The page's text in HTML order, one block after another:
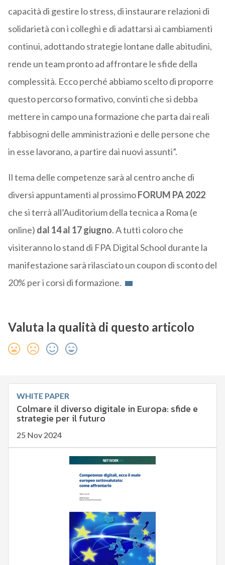
capacità di gestire lo stress, di instaurare relazioni di
solidarietà con i colleghi e di adattarsi ai cambiamenti
continui, adottando strategie lontane dalle abitudini,
rende un team pronto ad affrontare le sfide della
complessità. Ecco perché abbiamo scelto di proporre
questo percorso formativo, convinti che si debba
mettere in campo una formazione che parta dai reali
fabbisogni delle amministrazioni e delle persone che
in esse lavorano, a partire dai nuovi assunti”.
Il tema delle competenze sarà al centro anche di
diversi appuntamenti al prossimoFORUM PA 2022
che si terrà all’Auditorium della tecnica a Roma (e
online) dal 14 al 17 giugno. A tutti coloro che
visiteranno lo stand di FPA Digital School durante la
manifestazione sarà rilasciato un coupon di sconto del
20% per i corsi di formazione.
Valuta la qualità di questo articolo
WHITE PAPER
Colmare il diverso digitale in Europa: sfide e
strategie per il futuro
25 Nov 2024